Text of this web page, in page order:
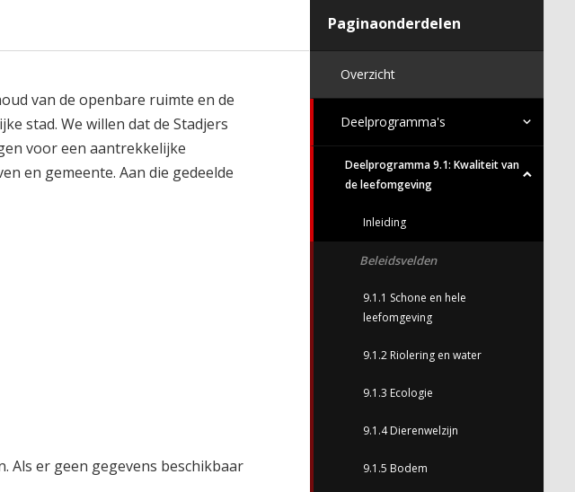
Paginaonderdelen
Overzicht
Deelprogramma's
Deelprogramma 9.1: Kwaliteit van
de leefomgeving
Inleiding
Beleidsvelden
9.1.1 Schone en hele
leefomgeving
9.1.2 Riolering en water
9.1.3 Ecologie
9.1.4 Dierenwelzijn
9.1.5 Bodem
van de openbare ruimte en de
stad. We willen dat de Stadjers
voor een aantrekkelijke
en gemeente. Aan die gedeelde
Als er geen gegevens beschikbaar